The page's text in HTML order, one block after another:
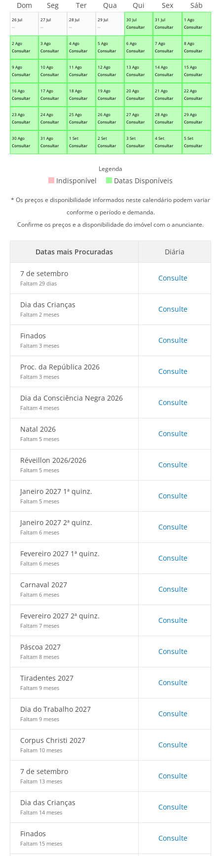
26 Jul
--
27 Jul
--
28 Jul
--
29 Jul
--
30 Jul
Consultar
31 Jul
Consultar
1 Ago
Consultar
2 Ago
Consultar
3 Ago
Consultar
4 Ago
Consultar
5 Ago
Consultar
6 Ago
Consultar
7 Ago
Consultar
8 Ago
Consultar
9 Ago
Consultar
10 Ago
Consultar
11 Ago
Consultar
12 Ago
Consultar
13 Ago
Consultar
14 Ago
Consultar
15 Ago
Consultar
16 Ago
Consultar
17 Ago
Consultar
18 Ago
Consultar
19 Ago
Consultar
20 Ago
Consultar
21 Ago
Consultar
22 Ago
Consultar
23 Ago
Consultar
24 Ago
Consultar
25 Ago
Consultar
26 Ago
Consultar
27 Ago
Consultar
28 Ago
Consultar
29 Ago
Consultar
30 Ago
Consultar
31 Ago
Consultar
1 Set
Consultar
2 Set
Consultar
3 Set
Consultar
4 Set
Consultar
5 Set
Consultar
Dom Seg Ter Qua Qui Sex Sáb
Legenda
Indisponível Datas Disponíveis
* Os preços e disponibilidade informados neste calendário podem variar
conforme o período e demanda.
Confirme os preços e a disponibilidade do imóvel com o anunciante.
Datas mais Procuradas Diária
7 de setembro
Faltam 29 dias
Consulte
Dia das Crianças
Faltam 2 meses
Consulte
Finados
Faltam 3 meses
Consulte
Proc. da República 2026
Faltam 3 meses
Consulte
Dia da Consciência Negra 2026
Faltam 4 meses
Consulte
Natal 2026
Faltam 5 meses
Consulte
Réveillon 2026/2026
Faltam 5 meses
Consulte
Janeiro 2027 1ª quinz.
Faltam 5 meses
Consulte
Janeiro 2027 2ª quinz.
Faltam 6 meses
Consulte
Fevereiro 2027 1ª quinz.
Faltam 6 meses
Consulte
Carnaval 2027
Faltam 6 meses
Consulte
Fevereiro 2027 2ª quinz.
Faltam 7 meses
Consulte
Páscoa 2027
Faltam 8 meses
Consulte
Tiradentes 2027
Faltam 9 meses
Consulte
Dia do Trabalho 2027
Faltam 9 meses
Consulte
Corpus Christi 2027
Faltam 10 meses
Consulte
7 de setembro
Faltam 13 meses
Consulte
Dia das Crianças
Faltam 14 meses
Consulte
Finados
Faltam 15 meses
Consulte